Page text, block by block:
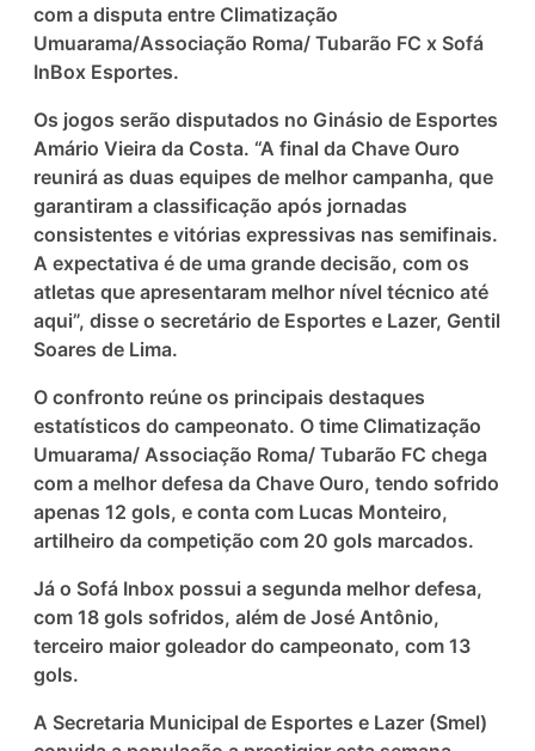
com a disputa entre Climatização
Umuarama/Associação Roma/ Tubarão FC x Sofá
InBox Esportes.
Os jogos serão disputados no Ginásio de Esportes
Amário Vieira da Costa. “A final da Chave Ouro
reunirá as duas equipes de melhor campanha, que
garantiram a classificação após jornadas
consistentes e vitórias expressivas nas semifinais.
A expectativa é de uma grande decisão, com os
atletas que apresentaram melhor nível técnico até
aqui”, disse o secretário de Esportes e Lazer, Gentil
Soares de Lima.
O confronto reúne os principais destaques
estatísticos do campeonato. O time Climatização
Umuarama/ Associação Roma/ Tubarão FC chega
com a melhor defesa da Chave Ouro, tendo sofrido
apenas 12 gols, e conta com Lucas Monteiro,
artilheiro da competição com 20 gols marcados.
Já o Sofá Inbox possui a segunda melhor defesa,
com 18 gols sofridos, além de José Antônio,
terceiro maior goleador do campeonato, com 13
gols.
A Secretaria Municipal de Esportes e Lazer (Smel)